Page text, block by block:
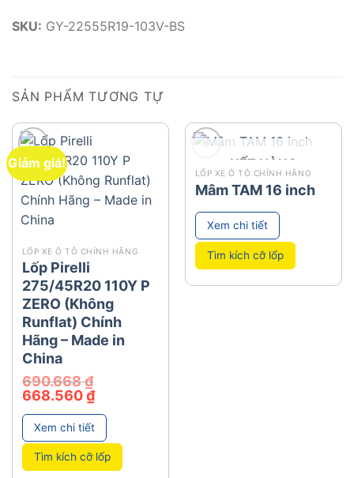
SKU: GY-22555R19-103V-BS
SẢN PHẨM TƯƠNG TỰ
Giảm giá!
add
LỐP XE Ô TÔ CHÍNH HÃNG
Lốp Pirelli
275/45R20 110Y P
ZERO (Không
Runflat) Chính
Hãng – Made in
China
690.668₫
Giá
gốc
là:
690.668 ₫.
668.560₫Giá
hiện
tại
là:
668.560 ₫.
Xem chi tiết
Tìm kích cỡ lốp
add
HẾT HÀNG
LỐP XE Ô TÔ CHÍNH HÃNG
Mâm TAM 16 inch
Xem chi tiết
Tìm kích cỡ lốp